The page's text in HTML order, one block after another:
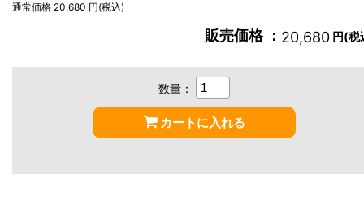
通常価格 20,680 円(税込)
販売価格 ： 20,680 円(税
数量：
カートに入れる